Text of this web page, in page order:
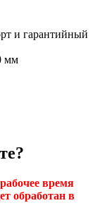
и гарантийный
мм
время
обработан в